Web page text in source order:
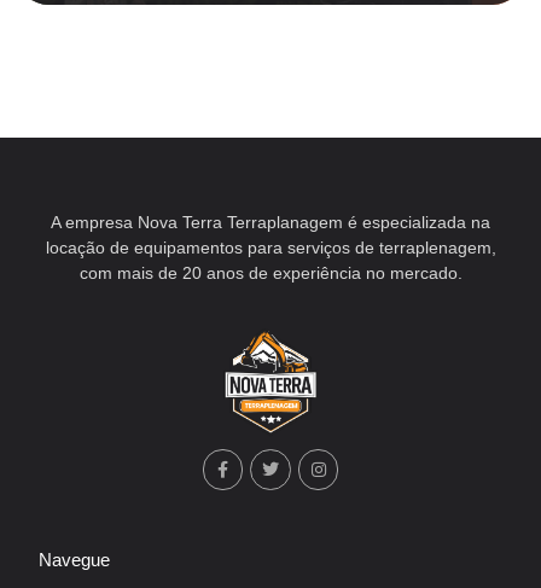
A empresa Nova Terra Terraplanagem é especializada na
locação de equipamentos para serviços de terraplenagem,
com mais de 20 anos de experiência no mercado.
Navegue